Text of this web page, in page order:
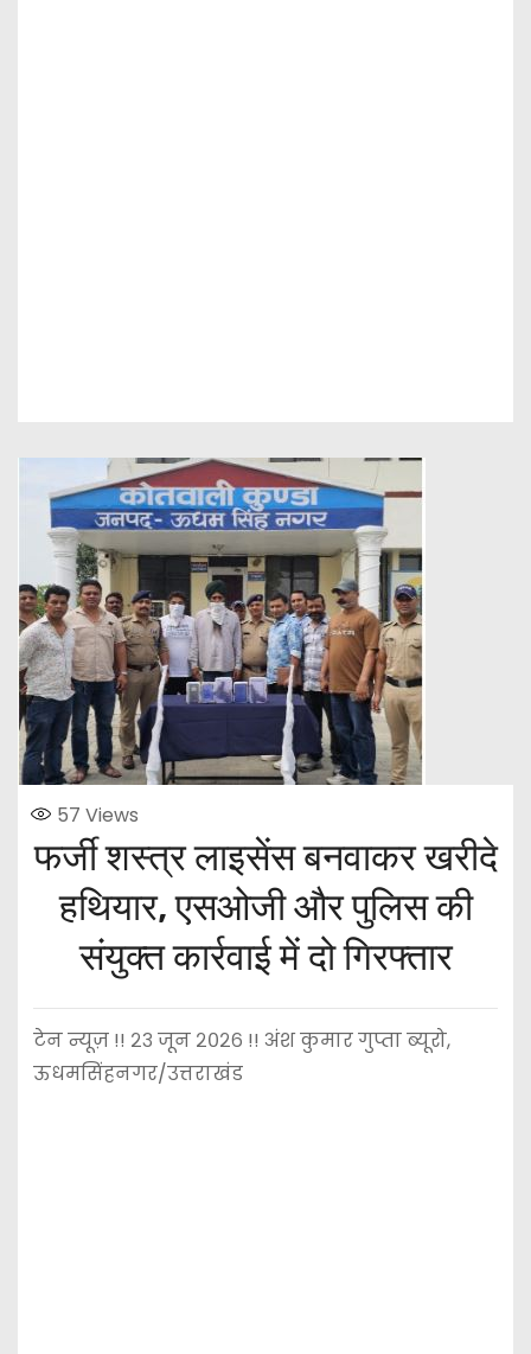
57 Views
फर्जी शस्त्र लाइसेंस बनवाकर खरीदे
हथियार, एसओजी और पुलिस की
संयुक्त कार्रवाई में दो गिरफ्तार
टेन न्यूज़ !! २३ जून २०२६ !! अंश कुमार गुप्ता ब्यूरो,
ऊधमसिंहनगर/उत्तराखंड